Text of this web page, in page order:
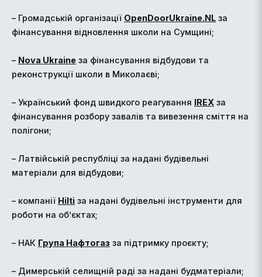
– Громадській організації OpenDoorUkraine.NL за
фінансування відновлення школи на Сумщині;
– Nova Ukraine за фінансування відбудови та
реконструкції школи в Миколаєві;
– Український фонд швидкого реагування IREX за
фінансування розбору завалів та вивезення сміття на
полігони;
– Латвійській республіці за надані будівельні
матеріали для відбудови;
– компанії Hilti за надані будівельні інструменти для
роботи на об’єктах;
– НАК Група Нафтогаз за підтримку проєкту;
– Димерській селищній раді за надані будматеріали;